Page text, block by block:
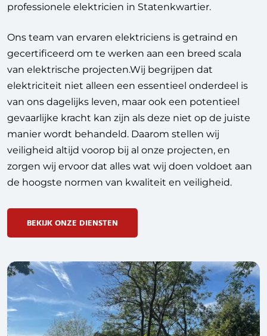
professionele elektricien in Statenkwartier.
Ons team van ervaren elektriciens is getraind en
gecertificeerd om te werken aan een breed scala
van elektrische projecten.Wij begrijpen dat
elektriciteit niet alleen een essentieel onderdeel is
van ons dagelijks leven, maar ook een potentieel
gevaarlijke kracht kan zijn als deze niet op de juiste
manier wordt behandeld. Daarom stellen wij
veiligheid altijd voorop bij al onze projecten, en
zorgen wij ervoor dat alles wat wij doen voldoet aan
de hoogste normen van kwaliteit en veiligheid.
BEKIJK ONZE DIENSTEN